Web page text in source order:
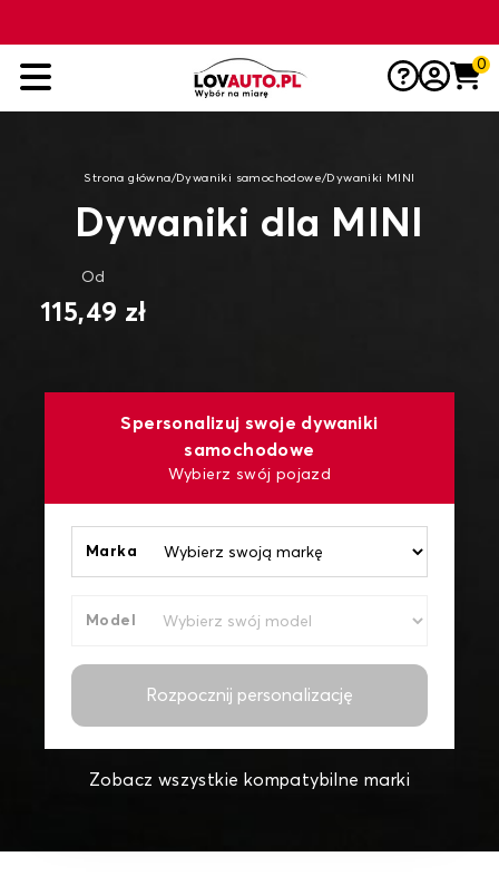
0
Strona główna/ Dywaniki samochodowe/ Dywaniki MINI
Dywaniki dla MINI
Od
115,49 zł
Spersonalizuj swoje dywaniki
samochodowe
Wybierz swój pojazd
Marka
Model
Rozpocznij personalizację
Zobacz wszystkie kompatybilne marki